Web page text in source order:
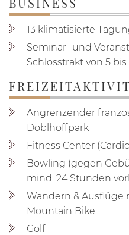
13 klimatisierte
Seminar- und
Schlosstrakt von 5
Angrenzender
Doblhoffpark
Fitness Center
Bowling (gegen
mind. 24 Stunden
Wandern & Ausflüge
Mountain Bike
Golf